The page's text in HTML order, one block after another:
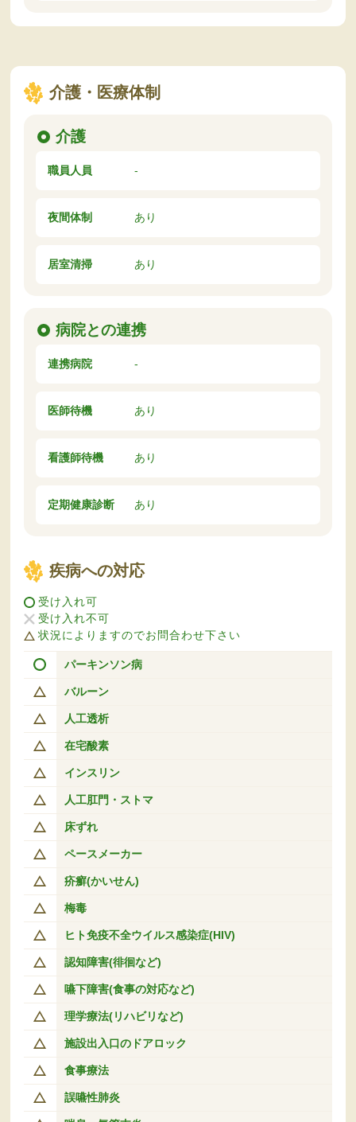
介護・医療体制
介護
職員人員 -
夜間体制 あり
居室清掃 あり
病院との連携
連携病院 -
医師待機 あり
看護師待機 あり
定期健康診断 あり
疾病への対応
受け入れ可
受け入れ不可
状況によりますのでお問合わせ下さい
パーキンソン病
バルーン
人工透析
在宅酸素
インスリン
人工肛門・ストマ
床ずれ
ペースメーカー
疥癬(かいせん)
梅毒
ヒト免疫不全ウイルス感染症(HIV)
認知障害(徘徊など)
嚥下障害(食事の対応など)
理学療法(リハビリなど)
施設出入口のドアロック
食事療法
誤嚥性肺炎